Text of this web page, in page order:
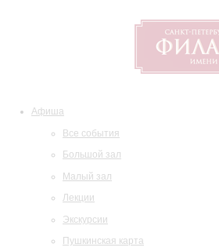
Афиша
Все события
Большой зал
Малый зал
Лекции
Экскурсии
Пушкинская карта